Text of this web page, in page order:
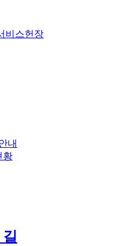
비스헌장
내
황